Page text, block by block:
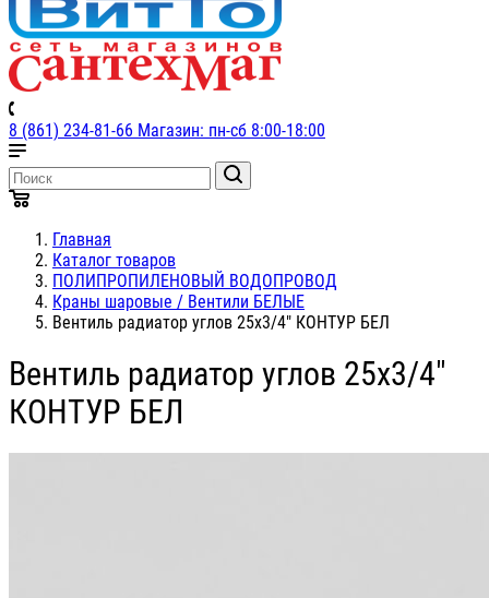
8 (861) 234-81-66 Магазин: пн-сб 8:00-18:00
Главная
Каталог товаров
ПОЛИПРОПИЛЕНОВЫЙ ВОДОПРОВОД
Краны шаровые / Вентили БЕЛЫЕ
Вентиль радиатор углов 25х3/4" КОНТУР БЕЛ
Вентиль радиатор углов 25х3/4"
КОНТУР БЕЛ